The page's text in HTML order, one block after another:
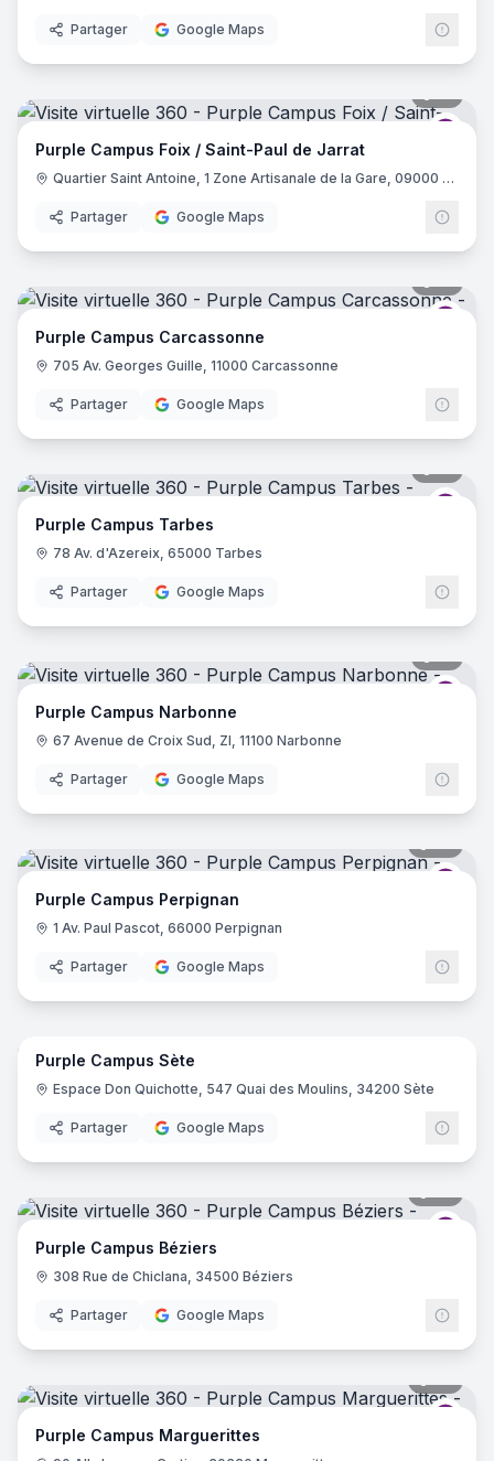
Partager Google Maps
Purple Campus Foix / Saint-Paul de Jarrat
Quartier Saint Antoine, 1 Zone Artisanale de la Gare, 09000 Saint-Paul-de-Jarrat
Partager Google Maps
Purple Campus Carcassonne
705 Av. Georges Guille, 11000 Carcassonne
Partager Google Maps
Purple Campus Tarbes
78 Av. d'Azereix, 65000 Tarbes
Partager Google Maps
Purple Campus Narbonne
67 Avenue de Croix Sud, ZI, 11100 Narbonne
Partager Google Maps
Purple Campus Perpignan
1 Av. Paul Pascot, 66000 Perpignan
Partager Google Maps
18
Purple Campus Sète
Espace Don Quichotte, 547 Quai des Moulins, 34200 Sète
Partager Google Maps
Purple Campus Béziers
308 Rue de Chiclana, 34500 Béziers
Partager Google Maps
Purple Campus Marguerittes